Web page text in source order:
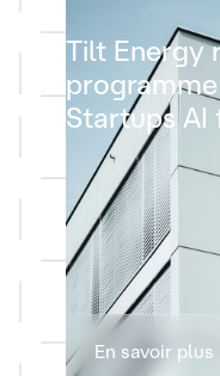
Tilt Energy
Startups AI
En savoir plus